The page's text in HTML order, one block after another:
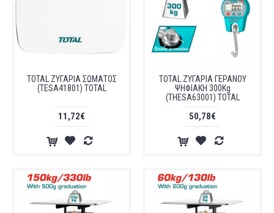
TOTAL ΖΥΓΑΡΙΑ ΣΩΜΑΤΟΣ
(TESA41801) TOTAL
11,72€
TOTAL ΖΥΓΑΡΙΑ ΓΕΡΑΝΟΥ
ΨΗΦΙΑΚΗ 300Kg
(THESA63001) TOTAL
50,78€